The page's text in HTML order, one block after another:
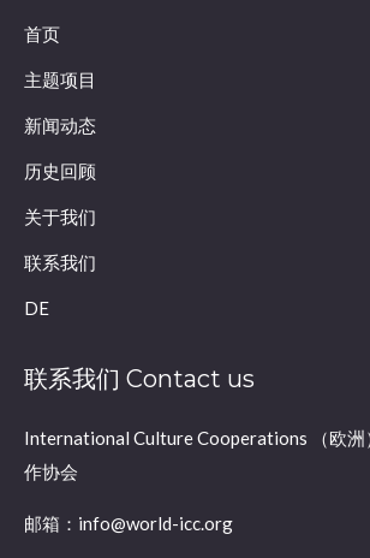
首页
主题项目
新闻动态
历史回顾
关于我们
联系我们
DE
联系我们 Contact us
International Culture Cooperations （欧洲
作协会
邮箱：info@world-icc.org